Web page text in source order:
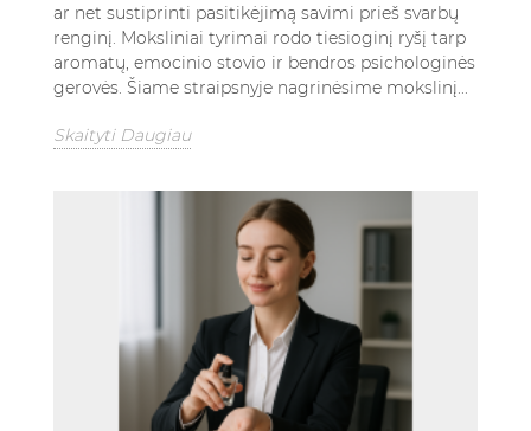
ar net sustiprinti pasitikėjimą savimi prieš svarbų
renginį. Moksliniai tyrimai rodo tiesioginį ryšį tarp
aromatų, emocinio stovio ir bendros psichologinės
gerovės. Šiame straipsnyje nagrinėsime mokslinį...
Skaityti Daugiau